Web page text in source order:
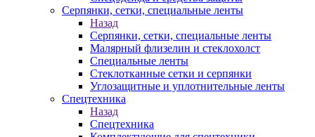
Серпянки, сетки, специальные ленты
Назад
Серпянки, сетки, специальные ленты
Малярный флизелин и стеклохолст
Специальные ленты
Стеклотканные сетки и серпянки
Углозащитные и уплотнительные ленты
Спецтехника
Назад
Спецтехника